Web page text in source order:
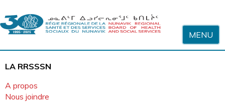
MENU
LA RRSSSN
A propos
Nous joindre